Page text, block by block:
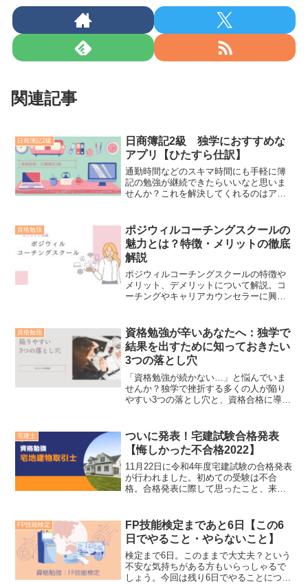
関連記事
日商簿記2級
日商簿記2級 独学におすすめな
アプリ【ひたすら仕訳】
通勤時間などのスキマ時間にも手軽に簿
記の勉強が継続できたらいいなと思いま
せんか？これを解決してくれるのはアプ
資格勉強
ポジウィルコーチングスクールの
魅力とは？特徴・メリットの徹底
解説
ポジウィルコーチングスクールの特徴や
メリット、デメリットについて解説。コ
ーチングやキャリアカウンセラーに興味
資格勉強
資格勉強が辛いあなたへ：独学で
結果を出すために知っておきたい
3つの落とし穴
「資格勉強が続かない…」と悩んでいま
せんか？独学で挫折する多くの人が陥り
やすい3つの落とし穴と、資格合格に導く
す秘訣、そしてモチベーションを保つマ
インドセットを詳しく紹介します。挫折
したことがあるというあなた、是非この
記事で合格まで一緒に頑張っていきまし
ょう！
宅建士
ついに発表！宅建試験合格発表
【悔しかった不合格2022】
11月22日に令和4年度宅建試験の合格発表
が行われました。初めての受験は不合
格。合格発表に際して思ったこと、来年
参考にしてみてください。
FP技能検定
FP技能検定まであと6日【この6
日でやること・やらないこと】
検定まで6日。このままで大丈夫？という
不安な気持ちがある方もいらっしゃるで
しょう。今回は残り6日でやることについ